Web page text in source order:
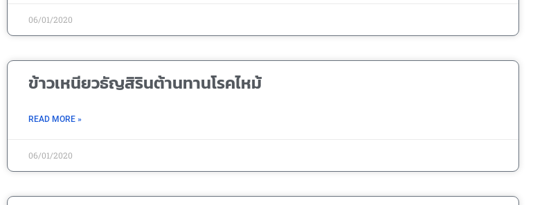
06/01/2020
ข้าวเหนียวธัญสิรินต้านทานโรคไหม้
READ MORE »
06/01/2020